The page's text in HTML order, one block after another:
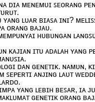
ᴅɪᴀ ᴍᴇɴᴇᴍᴜɪ ꜱᴇᴏʀᴀɴɢ
ʟᴜᴀʀ ʙɪᴀꜱᴀ ɪɴɪ?
ᴏʀᴀɴɢ ʙᴀᴊᴀᴜ.
ʜᴜʙᴜɴɢᴀɴ
ᴋᴀᴊɪᴀɴ ɪᴛᴜ ᴀᴅᴀʟᴀʜ ʏᴀɴɢ
ᴅᴀɴ ɢᴇɴᴇᴛɪᴋ. ɴᴀᴍᴜɴ,
ᴀɴᴊɪɴɢ ʟᴀᴜᴛ
ʏᴀɴɢ ʟᴇʙɪʜ ʙᴇꜱᴀʀ, ɪᴀ
ɢᴇɴᴇᴛɪᴋ ᴏʀᴀɴɢ